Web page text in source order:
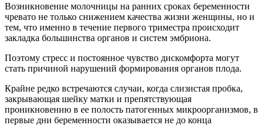
Возникновение молочницы на ранних сроках беременности
чревато не только снижением качества жизни женщины, но и
тем, что именно в течение первого триместра происходит
закладка большинства органов и систем эмбриона.
Поэтому стресс и постоянное чувство дискомфорта могут
стать причиной нарушений формирования органов плода.
Крайне редко встречаются случаи, когда слизистая пробка,
закрывающая шейку матки и препятствующая
проникновению в ее полость патогенных микроорганизмов, в
первые дни беременности оказывается не до конца